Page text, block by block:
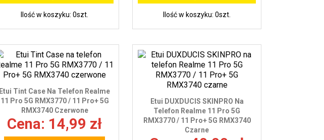
Ilość w koszyku: 0szt. Ilość w koszyku: 0szt.
Etui Tint Case Na Telefon Realme
11 Pro 5G RMX3770 / 11 Pro+ 5G
RMX3740 Czerwone
Cena: 14,99 zł
Etui DUXDUCIS SKINPRO Na
Telefon Realme 11 Pro 5G
RMX3770 / 11 Pro+ 5G RMX3740
Czarne